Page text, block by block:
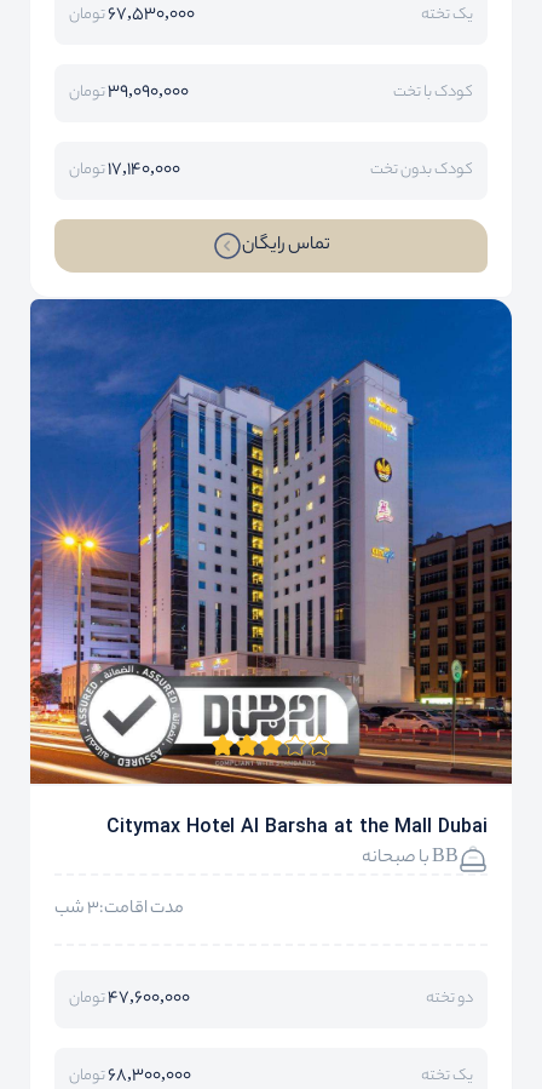
یک تخته 67,530,000تومان
کودک با تخت 39,090,000تومان
کودک بدون تخت 17,140,000تومان
تماس رایگان
Citymax Hotel Al Barsha at the Mall Dubai
BB با صبحانه
مدت اقامت:3 شب
دو تخته 47,600,000تومان
یک تخته 68,300,000تومان